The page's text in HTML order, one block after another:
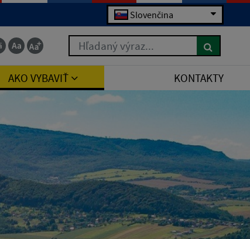
Slovenčina
Hľadaný výraz...
AKO VYBAVIŤ KONTAKTY